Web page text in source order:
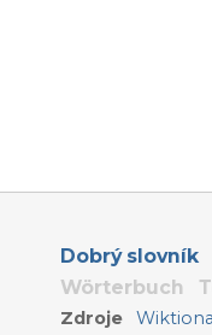
Dobrý slovník
Wörterbuch
Zdroje